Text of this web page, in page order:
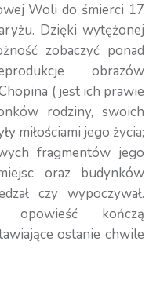
Woli do śmierci 17
Dzięki wytężonej
zobaczyć ponad
obrazów
( jest ich prawie
rodziny, swoich
miłościami jego życia;
fragmentów jego
oraz budynków
czy wypoczywał.
opowieść kończą
ostanie chwile